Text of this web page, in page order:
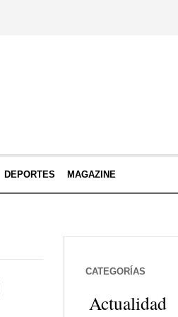
DEPORTES MAGAZINE
CATEGORÍAS
Actualidad